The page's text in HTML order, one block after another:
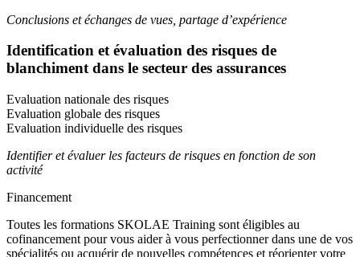
Conclusions et échanges de vues, partage d’expérience
Identification et évaluation des risques de
blanchiment dans le secteur des assurances
Evaluation nationale des risques
Evaluation globale des risques
Evaluation individuelle des risques
Identifier et évaluer les facteurs de risques en fonction de son
activité
Financement
Toutes les formations SKOLAE Training sont éligibles au
cofinancement pour vous aider à vous perfectionner dans une de vos
spécialités ou acquérir de nouvelles compétences et réorienter votre